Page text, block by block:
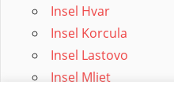
Insel Hvar
Insel Korcula
Insel Lastovo
Insel Mljet